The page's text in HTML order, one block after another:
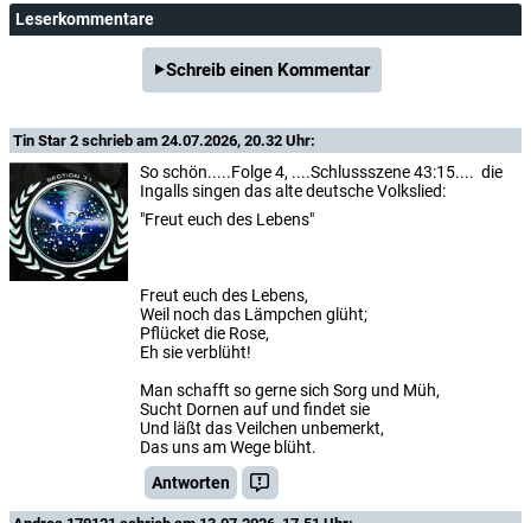
Leserkommentare
Schreib einen Kommentar
Tin Star 2 schrieb am 24.07.2026, 20.32 Uhr:
So schön.....Folge 4, ....Schlussszene 43:15.... die
Ingalls singen das alte deutsche Volkslied:
"Freut euch des Lebens"
Freut euch des Lebens,
Weil noch das Lämpchen glüht;
Pflücket die Rose,
Eh sie verblüht!
Man schafft so gerne sich Sorg und Müh,
Sucht Dornen auf und findet sie
Und läßt das Veilchen unbemerkt,
Das uns am Wege blüht.
Antworten